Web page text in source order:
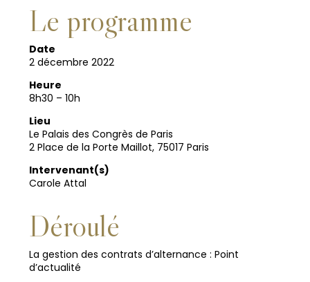
Le programme
Date
2 décembre 2022
Heure
8h30 – 10h
Lieu
Le Palais des Congrès de Paris
2 Place de la Porte Maillot, 75017 Paris
Intervenant(s)
Carole Attal
Déroulé
La gestion des contrats d’alternance : Point
d’actualité